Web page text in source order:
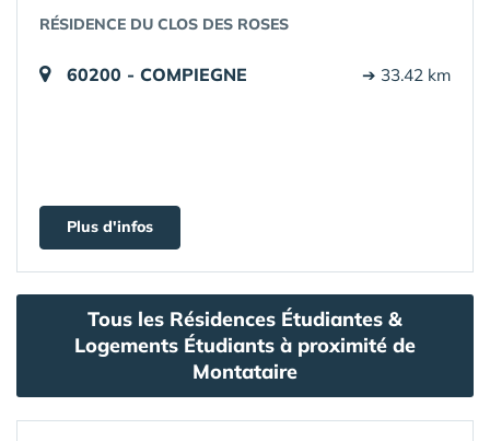
RÉSIDENCE DU CLOS DES ROSES
60200 - COMPIEGNE ➔ 33.42 km
Plus d'infos
Tous les Résidences Étudiantes &
Logements Étudiants à proximité de
Montataire